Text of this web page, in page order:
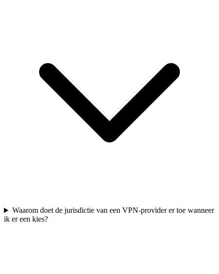
Waarom doet de jurisdictie van een VPN-provider er toe wanneer
ik er een kies?